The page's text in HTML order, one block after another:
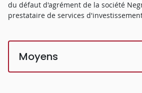
du défaut d'agrément de la société
prestataire de services
Moyens